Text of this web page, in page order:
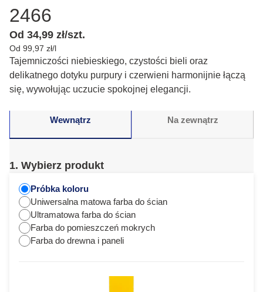
2466
Od 34,99 zł/szt.
Od 99,97 zł/l
Tajemniczości niebieskiego, czystości bieli oraz
delikatnego dotyku purpury i czerwieni harmonijnie łączą
się, wywołując uczucie spokojnej elegancji.
Wewnątrz Na zewnątrz
1. Wybierz produkt
Próbka koloru
Uniwersalna matowa farba do ścian
Ultramatowa farba do ścian
Farba do pomieszczeń mokrych
Farba do drewna i paneli